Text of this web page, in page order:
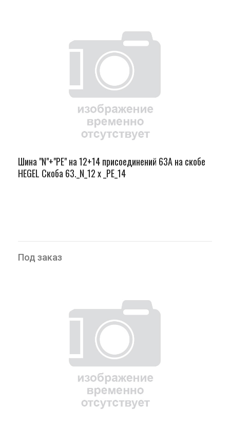
Шина "N"+"PЕ" на 12+14 присоединений 63А на скобе
HEGEL Скоба 63._N_12 х _PE_14
Под заказ